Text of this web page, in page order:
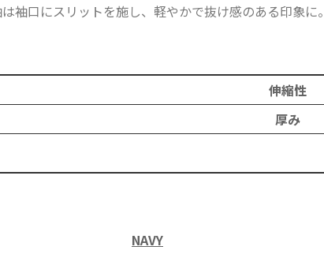
袖口にスリットを施し、軽やかで抜け感のある印象に。
伸縮性
厚み
ト
NAVY